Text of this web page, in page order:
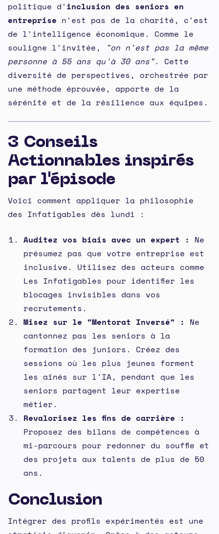
politique d' inclusion des seniors en
entreprise n'est pas de la charité, c'est
de l'intelligence économique. Comme le
souligne l'invitée,
"on n'est pas la même
personne à 55 ans qu'à 30 ans". Cette
diversité de perspectives, orchestrée par
une méthode éprouvée, apporte de la
sérénité et de la résilience aux équipes.
3 Conseils
Actionnables inspirés
par l'épisode
Voici comment appliquer la philosophie
des Infatigables dès lundi :
Auditez vos biais avec un expert : Ne
présumez pas que votre entreprise est
inclusive. Utilisez des acteurs comme
Les Infatigables pour identifier les
blocages invisibles dans vos
recrutements.
Misez sur le "Mentorat Inversé" : Ne
cantonnez pas les seniors à la
formation des juniors. Créez des
sessions où les plus jeunes forment
les aînés sur l'IA, pendant que les
seniors partagent leur expertise
métier.
Revalorisez les fins de carrière :
Proposez des bilans de compétences à
mi-parcours pour redonner du souffle et
des projets aux talents de plus de 50
ans.
Conclusion
Intégrer des profils expérimentés est une